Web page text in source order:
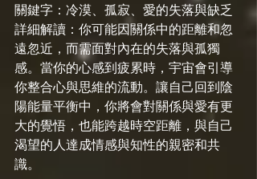
關鍵字：冷漠、孤寂、愛的失落與缺乏
詳細解讀：你可能因關係中的距離和忽
遠忽近，而需面對內在的失落與孤獨
感。當你的心感到疲累時，宇宙會引導
你整合心與思維的流動。讓自己回到陰
陽能量平衡中，你將會對關係與愛有更
大的覺悟，也能跨越時空距離，與自己
渴望的人達成情感與知性的親密和共
識。